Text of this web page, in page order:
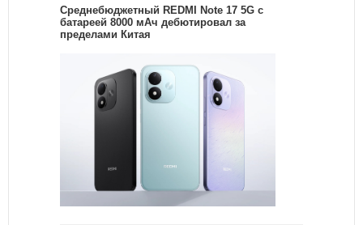
Среднебюджетный REDMI Note 17 5G с
батареей 8000 мАч дебютировал за
пределами Китая